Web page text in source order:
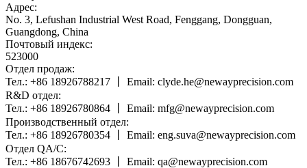
Адрес:
No. 3, Lefushan Industrial West Road, Fenggang, Dongguan,
Guangdong, China
Почтовый индекс:
523000
Отдел продаж:
Тел.: +86 18926788217 丨 Email: clyde.he@newayprecision.com
R&D отдел:
Тел.: +86 18926780864 丨 Email: mfg@newayprecision.com
Производственный отдел:
Тел.: +86 18926780354 丨 Email: eng.suva@newayprecision.com
Отдел QA/C:
Тел.: +86 18676742693 丨 Email: qa@newayprecision.com